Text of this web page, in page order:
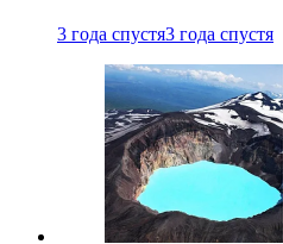
3 года спустя3 года спустя